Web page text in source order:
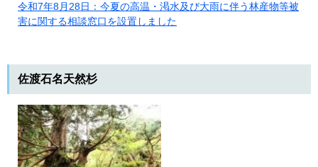
令和7年8月28日：今夏の高温・渇水及び大雨に伴う林産物等被
害に関する相談窓口を設置しました
佐渡石名天然杉